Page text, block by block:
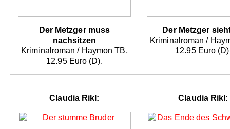
Der Metzger muss
nachsitzen
Kriminalroman / Haymon TB,
12.95 Euro (D).
Der Metzger
Kriminalroman /
12.95 Euro
Claudia Rikl: Claudia Rikl: